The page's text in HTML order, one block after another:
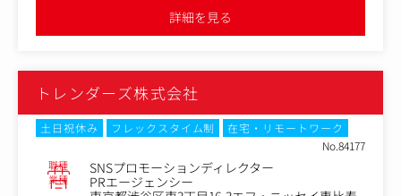
に向き合い、事業の根幹に関わるマーケティング戦略に深
く携わることができます。
ンバーと連携し、チームとしての成果を最大化させる組織
づくりに携われます。
を中心に、自身の推進力を活かしてプロジェクトの方向性
を決定づける重要な役割を担えます。
・本質的な改善提案力：ツールを使いこなすだけでなく、
「なぜそのデータが出るのか」「次に何をすべきか」とい
・クライアント企業のニーズやビジネス課題に基づいたTi
・事業のアップデートに向けた市場ニーズの抽出
レックス制など働きやすい環境も整っています
詳細を見る
トレンダーズ株式会社
土日祝休み フレックスタイム制
在宅・リモートワーク
No.84177
職種 SNSプロモーションディレクター
業種 PRエージェンシー